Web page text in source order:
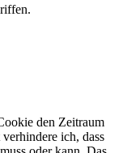
den Zeitraum
ich, dass